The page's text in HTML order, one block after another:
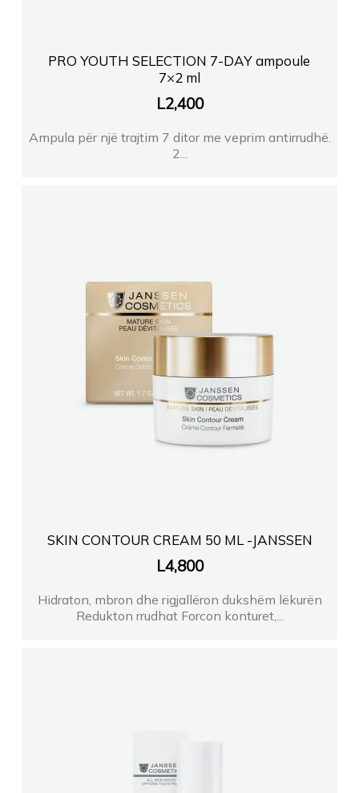
PRO YOUTH SELECTION 7-DAY ampoule
7×2 ml
L2,400
Ampula për një trajtim 7 ditor me veprim antirrudhë.
2...
SKIN CONTOUR CREAM 50 ML -JANSSEN
L4,800
Hidraton, mbron dhe rigjallëron dukshëm lëkurën
Redukton rrudhat Forcon konturet,...